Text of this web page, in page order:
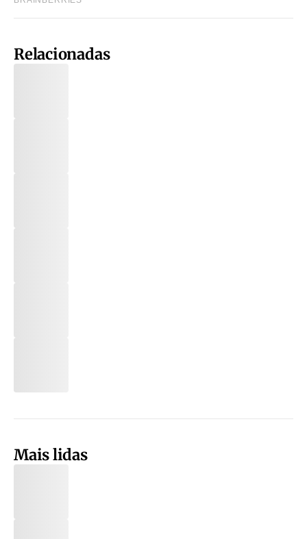
Relacionadas
Mais lidas